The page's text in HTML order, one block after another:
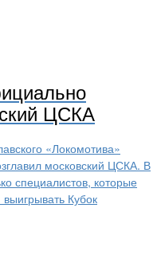
ЦСКА
«Локомотива»
московский ЦСКА. В
специалистов, которые
Кубок